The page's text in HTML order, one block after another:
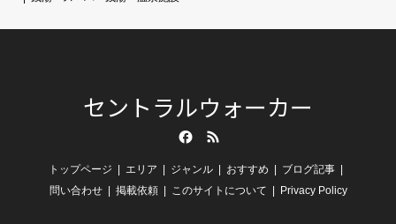
セントラルウォーカー
トップページ エリア ジャンル おすすめ
ブログ記事
問い合わせ
掲載依頼 このサイトについて Privacy Policy